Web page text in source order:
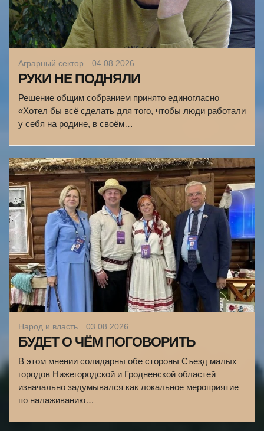
Аграрный сектор 04.08.2026
РУКИ НЕ ПОДНЯЛИ
Решение общим собранием принято единогласно
«Хотел бы всё сделать для того, чтобы люди работали
у себя на родине, в своём…
Народ и власть 03.08.2026
БУДЕТ О ЧЁМ ПОГОВОРИТЬ
В этом мнении солидарны обе стороны Съезд малых
городов Нижегородской и Гродненской областей
изначально задумывался как локальное мероприятие
по налаживанию…